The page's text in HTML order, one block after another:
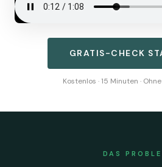
GRATIS-CHECK
Kostenlos · 15 Minuten ·
DAS